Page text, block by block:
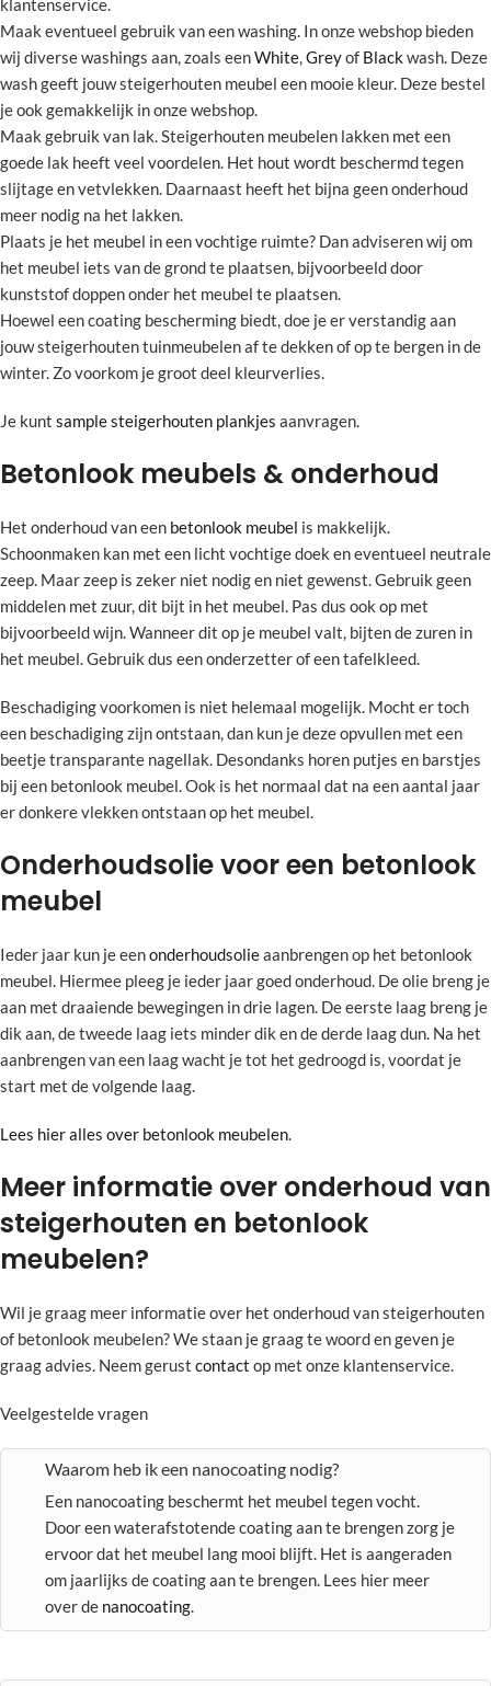
klantenservice.
Maak eventueel gebruik van een washing. In onze webshop bieden
wij diverse washings aan, zoals eenWhite,Greyof Blackwash. Deze
wash geeft jouw steigerhouten meubel een mooie kleur. Deze bestel
je ook gemakkelijk in onze webshop.
Maak gebruik van lak. Steigerhouten meubelen lakken met een
goede lak heeft veel voordelen. Het hout wordt beschermd tegen
slijtage en vetvlekken. Daarnaast heeft het bijna geen onderhoud
meer nodig na het lakken.
Plaats je het meubel in een vochtige ruimte? Dan adviseren wij om
het meubel iets van de grond te plaatsen, bijvoorbeeld door
kunststof doppen onder het meubel te plaatsen.
Hoewel een coating bescherming biedt, doe je er verstandig aan
jouw steigerhouten tuinmeubelen af te dekken of op te bergen in de
winter. Zo voorkom je groot deel kleurverlies.
Je kunt sample steigerhouten plankjes aanvragen.
Betonlook meubels & onderhoud
Het onderhoud van een betonlook meubel is makkelijk.
Schoonmaken kan met een licht vochtige doek en eventueel neutrale
zeep. Maar zeep is zeker niet nodig en niet gewenst. Gebruik geen
middelen met zuur, dit bijt in het meubel. Pas dus ook op met
bijvoorbeeld wijn. Wanneer dit op je meubel valt, bijten de zuren in
het meubel. Gebruik dus een onderzetter of een tafelkleed.
Beschadiging voorkomen is niet helemaal mogelijk. Mocht er toch
een beschadiging zijn ontstaan, dan kun je deze opvullen met een
beetje transparante nagellak. Desondanks horen putjes en barstjes
bij een betonlook meubel. Ook is het normaal dat na een aantal jaar
er donkere vlekken ontstaan op het meubel.
Onderhoudsolie voor een betonlook
meubel
Ieder jaar kun je eenonderhoudsolieaanbrengen op het betonlook
meubel. Hiermee pleeg je ieder jaar goed onderhoud. De olie breng je
aan met draaiende bewegingen in drie lagen. De eerste laag breng je
dik aan, de tweede laag iets minder dik en de derde laag dun. Na het
aanbrengen van een laag wacht je tot het gedroogd is, voordat je
start met de volgende laag.
Lees hier alles over betonlook meubelen.
Meer informatie over onderhoud van
steigerhouten en betonlook
meubelen?
Wil je graag meer informatie over het onderhoud van steigerhouten
of betonlook meubelen? We staan je graag te woord en geven je
graag advies. Neem gerust contact op met onze klantenservice.
Veelgestelde vragen
Waarom heb ik een nanocoating nodig?
Een nanocoating beschermt het meubel tegen vocht.
Door een waterafstotende coating aan te brengen zorg je
ervoor dat het meubel lang mooi blijft. Het is aangeraden
om jaarlijks de coating aan te brengen. Lees hier meer
over de nanocoating.